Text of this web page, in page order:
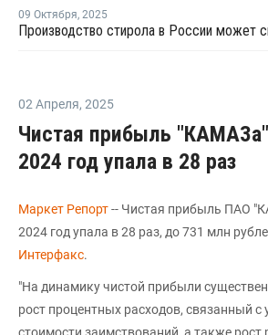
09 Октября, 2025
02 Апреля, 2025
Чистая прибыль
2024 год упала в 28 раз
Маркет Репорт-- Чистая прибыль ПАО
2024 год упала в 28 раз, до 731 млн
Интерфакс.
"На динамику чистой прибыли
рост процентных расходов, связанный с
стоимости заимствований, а также рост